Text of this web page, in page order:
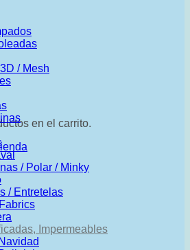
en el carrito.
/ Mesh
/ Polar / Minky
/ Entretelas
Impermeables
Navidad